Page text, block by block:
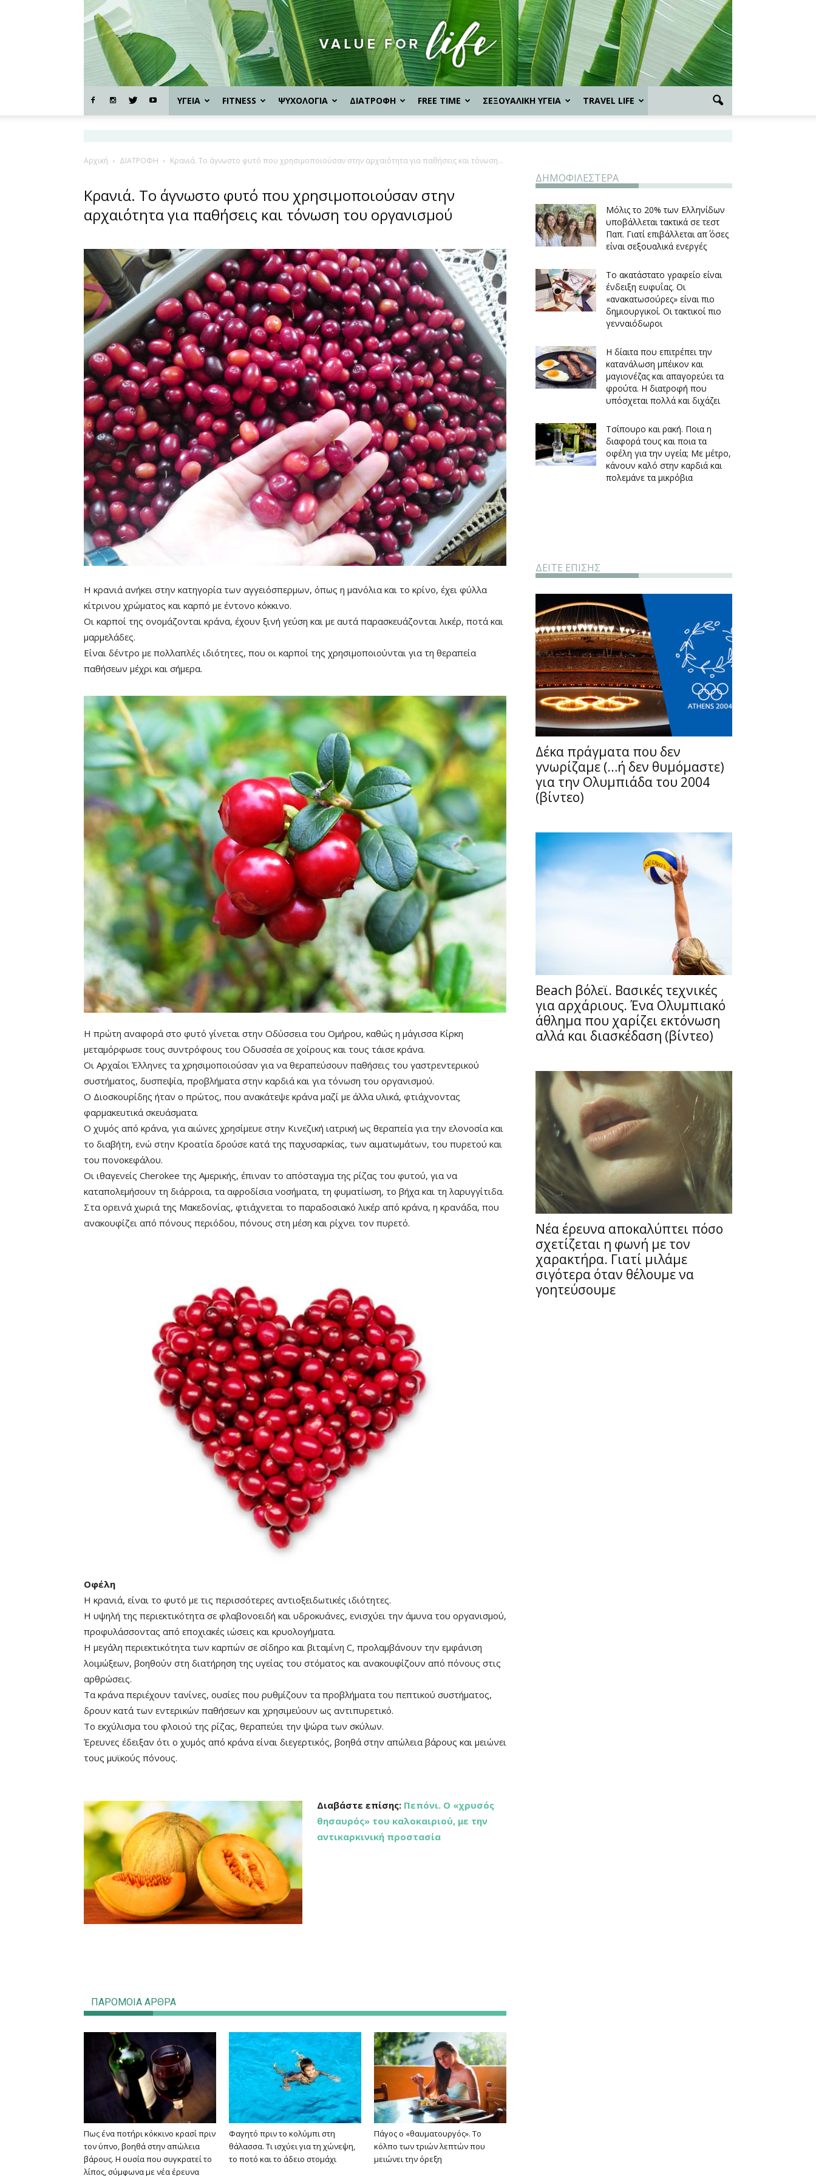
Life
ΥΓΕΙΑ FITNESS ΨΥΧΟΛΟΓΙΑ ΔΙΑΤΡΟΦΗ FREE TIME ΣΕΞΟΥΑΛΙΚΗ ΥΓΕΙΑ TRAVEL LIFE
Αρχική ΔΙΑΤΡΟΦΗ Κρανιά. Το άγνωστο φυτό που χρησιμοποιούσαν στην αρχαιότητα για παθήσεις και τόνωση...
Κρανιά. Το άγνωστο φυτό που χρησιμοποιούσαν στην
αρχαιότητα για παθήσεις και τόνωση του οργανισμού
Η κρανιά ανήκει στην κατηγορία των αγγειόσπερμων, όπως η μανόλια και το κρίνο, έχει φύλλα
κίτρινου χρώματος και καρπό με έντονο κόκκινο.
Οι καρποί της ονομάζονται κράνα, έχουν ξινή γεύση και με αυτά παρασκευάζονται λικέρ, ποτά και
μαρμελάδες.
Είναι δέντρο με πολλαπλές ιδιότητες, που οι καρποί της χρησιμοποιούνται για τη θεραπεία
παθήσεων μέχρι και σήμερα.
Remaining
Time
-0:00
Fullscreen
Mute
Η πρώτη αναφορά στο φυτό γίνεται στην Οδύσσεια του Ομήρου, καθώς η μάγισσα Κίρκη
μεταμόρφωσε τους συντρόφους του Οδυσσέα σε χοίρους και τους τάισε κράνα.
Οι Αρχαίοι Έλληνες τα χρησιμοποιούσαν για να θεραπεύσουν παθήσεις του γαστρεντερικού
συστήματος, δυσπεψία, προβλήματα στην καρδιά και για τόνωση του οργανισμού.
Ο Διοσκουρίδης ήταν ο πρώτος, που ανακάτεψε κράνα μαζί με άλλα υλικά, φτιάχνοντας
φαρμακευτικά σκευάσματα.
Ο χυμός από κράνα, για αιώνες χρησίμευε στην Κινεζική ιατρική ως θεραπεία για την ελονοσία και
το διαβήτη, ενώ στην Κροατία δρούσε κατά της παχυσαρκίας, των αιματωμάτων, του πυρετού και
του πονοκεφάλου.
Οι ιθαγενείς Cherokee της Αμερικής, έπιναν το απόσταγμα της ρίζας του φυτού, για να
καταπολεμήσουν τη διάρροια, τα αφροδίσια νοσήματα, τη φυματίωση, το βήχα και τη λαρυγγίτιδα.
Στα ορεινά χωριά της Μακεδονίας, φτιάχνεται το παραδοσιακό λικέρ από κράνα, η κρανάδα, που
ανακουφίζει από πόνους περιόδου, πόνους στη μέση και ρίχνει τον πυρετό.
Οφέλη
Η κρανιά, είναι το φυτό με τις περισσότερες αντιοξειδωτικές ιδιότητες.
Η υψηλή της περιεκτικότητα σε φλαβονοειδή και υδροκυάνες, ενισχύει την άμυνα του οργανισμού,
προφυλάσσοντας από εποχιακές ιώσεις και κρυολογήματα.
Η μεγάλη περιεκτικότητα των καρπών σε σίδηρο και βιταμίνη C, προλαμβάνουν την εμφάνιση
λοιμώξεων, βοηθούν στη διατήρηση της υγείας του στόματος και ανακουφίζουν από πόνους στις
αρθρώσεις.
Τα κράνα περιέχουν τανίνες, ουσίες που ρυθμίζουν τα προβλήματα του πεπτικού συστήματος,
δρουν κατά των εντερικών παθήσεων και χρησιμεύουν ως αντιπυρετικό.
Το εκχύλισμα του φλοιού της ρίζας, θεραπεύει την ψώρα των σκύλων.
Έρευνες έδειξαν ότι ο χυμός από κράνα είναι διεγερτικός, βοηθά στην απώλεια βάρους και μειώνει
τους μυϊκούς πόνους.
Διαβάστε επίσης: Πεπόνι. Ο «χρυσός
θησαυρός» του καλοκαιριού, με την
αντικαρκινική προστασία
ΠΑΡΟΜΟΙΑ ΑΡΘΡΑ
Πως ένα ποτήρι κόκκινο κρασί πριν
τον ύπνο, βοηθά στην απώλεια
βάρους. Η ουσία που συγκρατεί το
λίπος, σύμφωνα με νέα έρευνα
Φαγητό πριν το κολύμπι στη
θάλασσα. Τι ισχύει για τη χώνεψη,
το ποτό και το άδειο στομάχι
Πάγος ο «θαυματουργός». Το
κόλπο των τριών λεπτών που
μειώνει την όρεξη
ΔΗΜΟΦΙΛΕΣΤΕΡΑ
Μόλις το 20% των Ελληνίδων
υποβάλλεται τακτικά σε τεστ
Παπ. Γιατί επιβάλλεται απ΄ όσες
είναι σεξουαλικά ενεργές
Το ακατάστατο γραφείο είναι
ένδειξη ευφυΐας. Οι
«ανακατωσούρες» είναι πιο
δημιουργικοί. Οι τακτικοί πιο
γενναιόδωροι
Η δίαιτα που επιτρέπει την
κατανάλωση μπέικον και
μαγιονέζας και απαγορεύει τα
φρούτα. Η διατροφή που
υπόσχεται πολλά και διχάζει
Τσίπουρο και ρακή. Ποια η
διαφορά τους και ποια τα
οφέλη για την υγεία; Με μέτρο,
κάνουν καλό στην καρδιά και
πολεμάνε τα μικρόβια
ΔΕΙΤΕ ΕΠΙΣΗΣ
Δέκα πράγματα που δεν
γνωρίζαμε (…ή δεν θυμόμαστε)
για την Ολυμπιάδα του 2004
(βίντεο)
Beach βόλεϊ. Βασικές τεχνικές
για αρχάριους. Ένα Ολυμπιακό
άθλημα που χαρίζει εκτόνωση
αλλά και διασκέδαση (βίντεο)
Νέα έρευνα αποκαλύπτει πόσο
σχετίζεται η φωνή με τον
χαρακτήρα. Γιατί μιλάμε
σιγότερα όταν θέλουμε να
γοητεύσουμε